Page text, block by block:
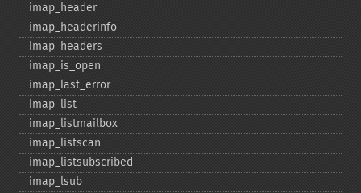
imap_​header
imap_​headerinfo
imap_​headers
imap_​is_​open
imap_​last_​error
imap_​list
imap_​listmailbox
imap_​listscan
imap_​listsubscribed
imap_​lsub